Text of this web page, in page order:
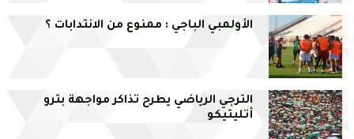
الأولمبي الباجي : ممنوع من الانتدابات ؟
الترجي الرياضي يطرح تذاكر مواجهة بترو
أتليتيكو